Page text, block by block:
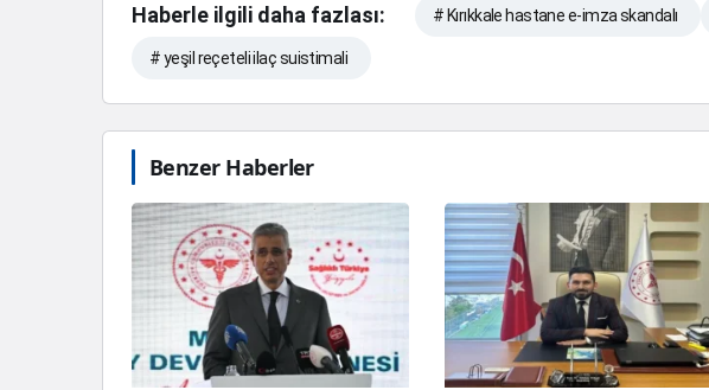
Haberle ilgili daha fazlası: # Kırıkkale hastane e-imza skandalı
# yeşil reçeteli ilaç suistimali
Benzer Haberler